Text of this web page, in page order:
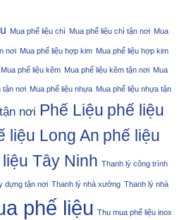
Mua phế liệu chì Mua phế liệu chì tận nơi Mua
nơi Mua phế liệu hợp kim Mua phế liệu hợp kim
Mua phế liệu kẽm Mua phế liệu kẽm tận nơi Mua
tận nơi Mua phế liệu nhựa Mua phế liệu nhựa tận
nơi Phế Liệu phế liệu
liệu Long An phế liệu
Tây Ninh Thanh lý công trình
dựng tận nơi Thanh lý nhà xưởng Thanh lý nhà
phế liệu Thu mua phế liệu inox